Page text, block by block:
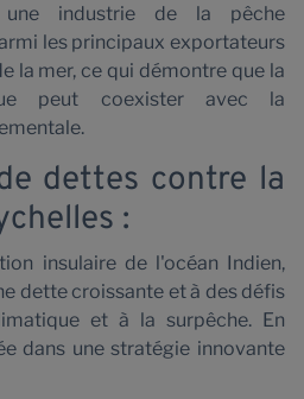
une industrie de la pêche
les principaux exportateurs
la mer, ce qui démontre que la
peut coexister avec la
dettes contre la
:
insulaire de l'océan Indien,
dette croissante et à des défis
et à la surpêche. En
dans une stratégie innovante